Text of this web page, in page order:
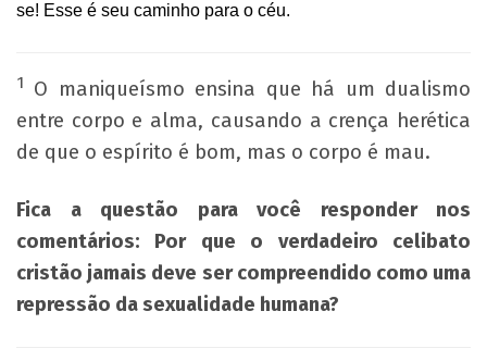
se! Esse é seu caminho para o céu.
1
O maniqueísmo ensina que há um dualismo
entre corpo e alma, causando a crença herética
de que o espírito é bom, mas o corpo é mau.
Fica a questão para você responder nos
comentários: Por que o verdadeiro celibato
cristão jamais deve ser compreendido como uma
repressão da sexualidade humana?